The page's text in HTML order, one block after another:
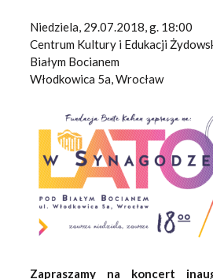
Niedziela, 29.07.2018, g. 18:00
Centrum Kultury i Edukacji
Białym Bocianem
Włodkowica 5a, Wrocław
Zapraszamy na koncert